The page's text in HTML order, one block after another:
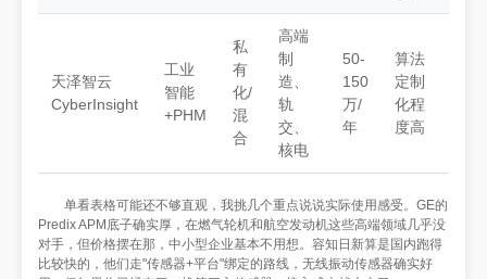
天泽智云
CyberInsight
工业
智能
+PHM
私
有
化/
混
合
高端
制
造、
轨
交、
核电
50-
150
万/
年
算法
定制
化程
度高
单看表格可能还不够直观，我挑几个重点说说实际使用感受。GE的
Predix APM底子确实厚，在燃气轮机和航空发动机这些高端领域几乎没
对手，但价格摆在那，中小型企业基本不用想。容知日新算是国内跑得
比较快的，他们走"传感器+平台"绑定的路线，无线振动传感器确实好